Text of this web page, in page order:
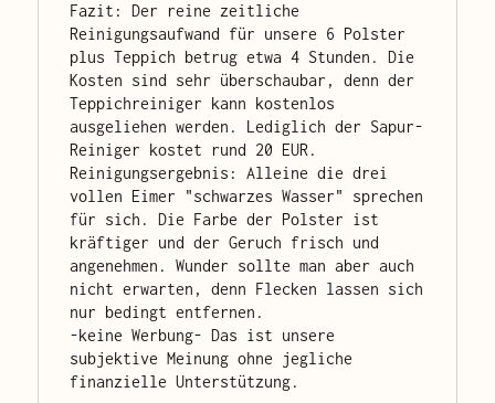
u
n
d
n
c
h
d
e
r
R
e
u
n
P
o
s
e
r
h
a
b
e
n
d
e
Fazit: Der reine zeitliche
Reinigungsaufwand für unsere 6 Polster
plus Teppich betrug etwa 4 Stunden. Die
Kosten sind sehr überschaubar, denn der
Teppichreiniger kann kostenlos
ausgeliehen werden. Lediglich der Sapur-
Reiniger kostet rund 20 EUR.
Reinigungsergebnis: Alleine die drei
vollen Eimer "schwarzes Wasser" sprechen
für sich. Die Farbe der Polster ist
kräftiger und der Geruch frisch und
angenehmen. Wunder sollte man aber auch
nicht erwarten, denn Flecken lassen sich
nur bedingt entfernen.
-keine Werbung- Das ist unsere
subjektive Meinung ohne jegliche
finanzielle Unterstützung.